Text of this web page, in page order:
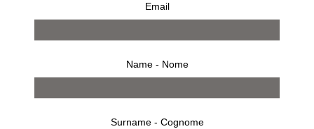
Email
Name - Nome
Surname - Cognome